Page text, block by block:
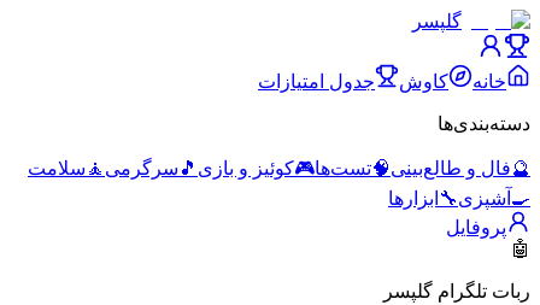
گلپسر
خانه کاوش جدول امتیازات
دسته‌بندی‌ها
🔮فال و طالع‌بینی🧠تست‌ها🎮کوئیز و بازی 🎵 سرگرمی 🧘 سلامت
🍳 آشپزی🔧 ابزارها
پروفایل
🤖
ربات تلگرام گلپسر